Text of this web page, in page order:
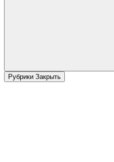
Рубрики Закрыть